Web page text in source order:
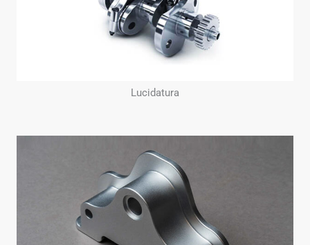
Lucidatura